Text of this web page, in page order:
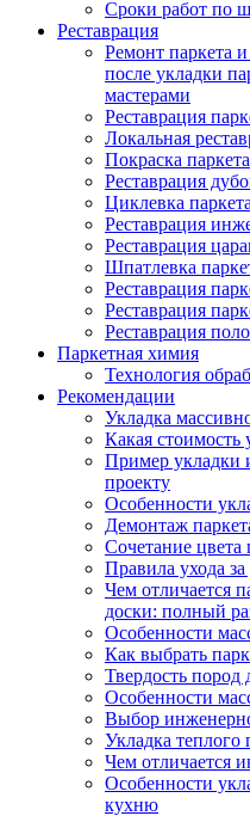
Сроки работ по
Реставрация
Ремонт паркета
после укладки
мастерами
Реставрация
Локальная
Покраска паркета
Реставрация
Циклевка паркета
Реставрация
Реставрация
Шпатлевка
Реставрация
Реставрация
Реставрация
Паркетная химия
Технология
Рекомендации
Укладка
Какая
Пример укладки
проекту
Особенности
Демонтаж
Сочетание цвета
Правила ухода
Чем отличается
доски: полный
Особенности
Как выбрать
Твердость пород
Особенности
Выбор
Укладка
Чем отличается
Особенности
кухню